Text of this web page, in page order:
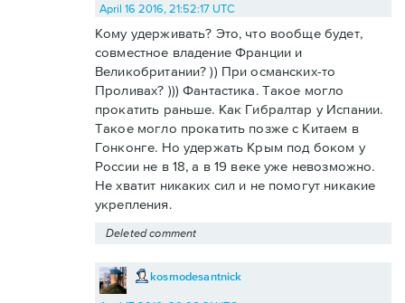
April 16 2016, 21:52:17 UTC
Кому удерживать? Это, что вообще будет,
совместное владение Франции и
Великобритании? )) При османских-то
Проливах? ))) Фантастика. Такое могло
прокатить раньше. Как Гибралтар у Испании.
Такое могло прокатить позже с Китаем в
Гонконге. Но удержать Крым под боком у
России не в 18, а в 19 веке уже невозможно.
Не хватит никаких сил и не помогут никакие
укрепления.
Deleted comment
kosmodesantnick